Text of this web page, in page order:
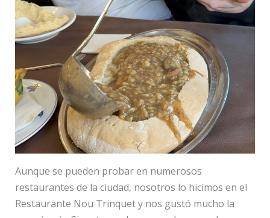
Aunque se pueden probar en numerosos
restaurantes de la ciudad, nosotros lo hicimos en el
Restaurante Nou Trinquet y nos gustó mucho la